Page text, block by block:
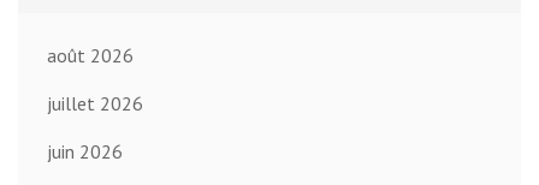
août 2026
juillet 2026
juin 2026